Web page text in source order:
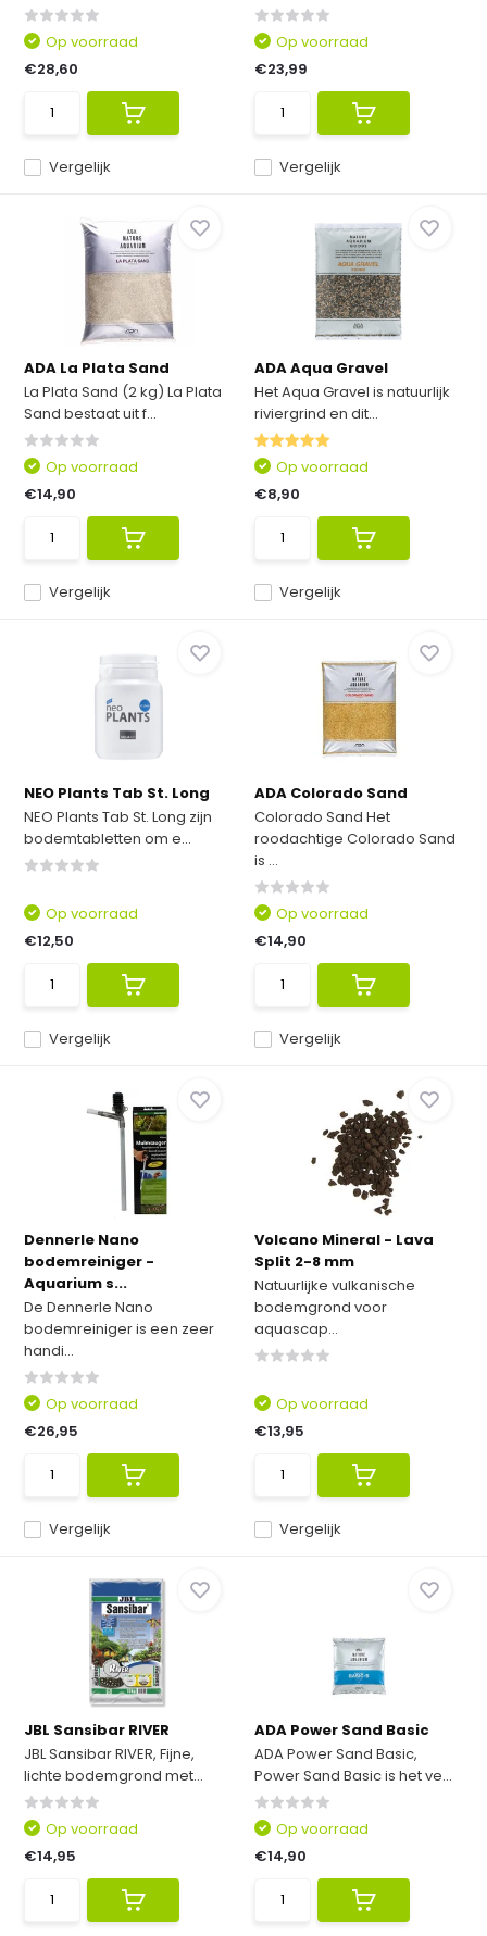
Vergelijk
Op voorraad
€28,60
Vergelijk
Op voorraad
€23,99
ADA La Plata Sand
La Plata Sand (2 kg) La Plata
Sand bestaat uit f...
Vergelijk
Op voorraad
€14,90
ADA Aqua Gravel
Het Aqua Gravel is natuurlijk
riviergrind en dit...
Vergelijk
Op voorraad
€8,90
NEO Plants Tab St. Long
NEO Plants Tab St. Long zijn
bodemtabletten om e...
Vergelijk
Op voorraad
€12,50
ADA Colorado Sand
Colorado Sand Het
roodachtige Colorado Sand
is ...
Vergelijk
Op voorraad
€14,90
Dennerle Nano
bodemreiniger -
Aquarium s...
De Dennerle Nano
bodemreiniger is een zeer
handi...
Vergelijk
Op voorraad
€26,95
Volcano Mineral - Lava
Split 2-8 mm
Natuurlijke vulkanische
bodemgrond voor
aquascap...
Vergelijk
Op voorraad
€13,95
JBL Sansibar RIVER
JBL Sansibar RIVER, Fijne,
lichte bodemgrond met...
Op voorraad
€14,95
ADA Power Sand Basic
ADA Power Sand Basic,
Power Sand Basic is het ve...
Op voorraad
€14,90